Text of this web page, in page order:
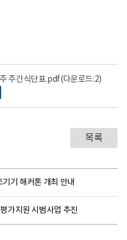
주간식단표.pdf(다운로드:2)
목록
기 해커톤 개최 안내
가지원 시범사업 추진